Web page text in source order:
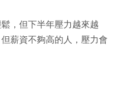
，但下半年壓力越來越
薪資不夠高的人，壓力會